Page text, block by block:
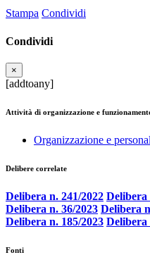
Stampa Condividi
Condividi
×
[addtoany]
Attività di organizzazione e
Organizzazione e
Delibere correlate
Delibera n. 241/2022 Delibera
Delibera n. 36/2023 Delibera
Delibera n. 185/2023 Delibera
Fonti